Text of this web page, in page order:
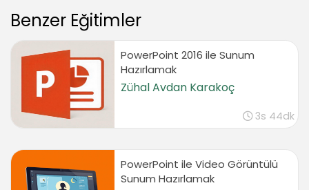
05:19
Satır ve Sütunları Boyutlandırma
03:58
Metni Konumlandırma
03:45
Tabloyu Slayt İçinde Konumlandırma
(Hizalama)
04:17
Grafik Eklemek ve Grafik Türlerini Tanımak
Benzer Eğitimler
PowerPoint 2016 ile Sunum
Hazırlamak
Zühal Avdan Karakoç
3s 44dk
PowerPoint ile Video Görüntülü
Sunum Hazırlamak